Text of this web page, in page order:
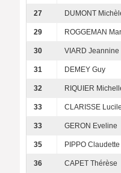
27 DUMONT
29 ROGGEMAN
30 VIARD Jeannine
31 DEMEY Guy
32 RIQUIER
33 CLARISSE
33 GERON Eveline
35 PIPPO Claudette
36 CAPET Thérèse